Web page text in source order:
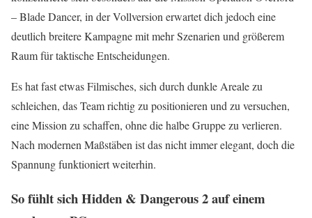
– Blade Dancer, in der Vollversion erwartet dich jedoch eine
deutlich breitere Kampagne mit mehr Szenarien und größerem
Raum für taktische Entscheidungen.
Es hat fast etwas Filmisches, sich durch dunkle Areale zu
schleichen, das Team richtig zu positionieren und zu versuchen,
eine Mission zu schaffen, ohne die halbe Gruppe zu verlieren.
Nach modernen Maßstäben ist das nicht immer elegant, doch die
Spannung funktioniert weiterhin.
So fühlt sich Hidden & Dangerous 2 auf einem